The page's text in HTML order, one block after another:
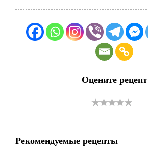
Оцените рецепт
Рекомендуемые рецепты